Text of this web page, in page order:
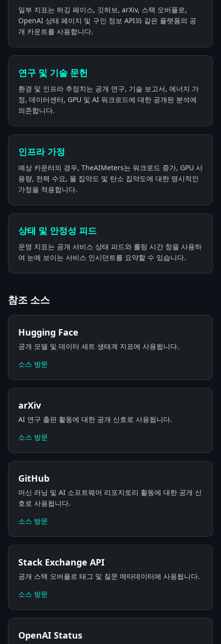
일부 지표는 허깅 페이스, 깃허브, arXiv, 스택 오버플로,
OpenAI 상태 페이지 및 구인 정보 API와 같은 플랫폼의 공
개 카운트를 사용합니다.
연구 및 기술 문헌
환경 및 인프라 추정치는 공개 연구, 기술 보고서, 에너지 가
정, 데이터센터, GPU 및 AI 워크로드에 대한 공개된 분석에
의존합니다.
인프라 가정
예상 카운터의 경우, TheAIMeters는 워크로드 증가, GPU 사
용량, 전력 수요, 물 집약도 및 탄소 집약도에 대한 명시적인
가정을 적용합니다.
상태 및 안정성 피드
운영 지표는 공개 서비스 상태 피드와 롤링 시간 창을 사용하
여 눈에 보이는 서비스 인시던트를 요약할 수 있습니다.
참조 소스
Hugging Face
공개 모델 및 데이터 세트 생태계 지표에 사용됩니다.
소스 방문
arXiv
AI 연구 출판 활동에 대한 공개 신호로 사용됩니다.
소스 방문
GitHub
머신 러닝 및 AI 소프트웨어 리포지토리 활동에 대한 공개 신
호로 사용됩니다.
소스 방문
Stack Exchange API
공개 스택 오버플로 태그 및 질문 메타데이터에 사용됩니다.
소스 방문
OpenAI Status